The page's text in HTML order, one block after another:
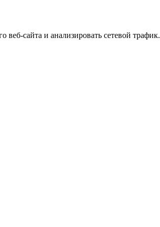
сайта и анализировать сетевой трафик.